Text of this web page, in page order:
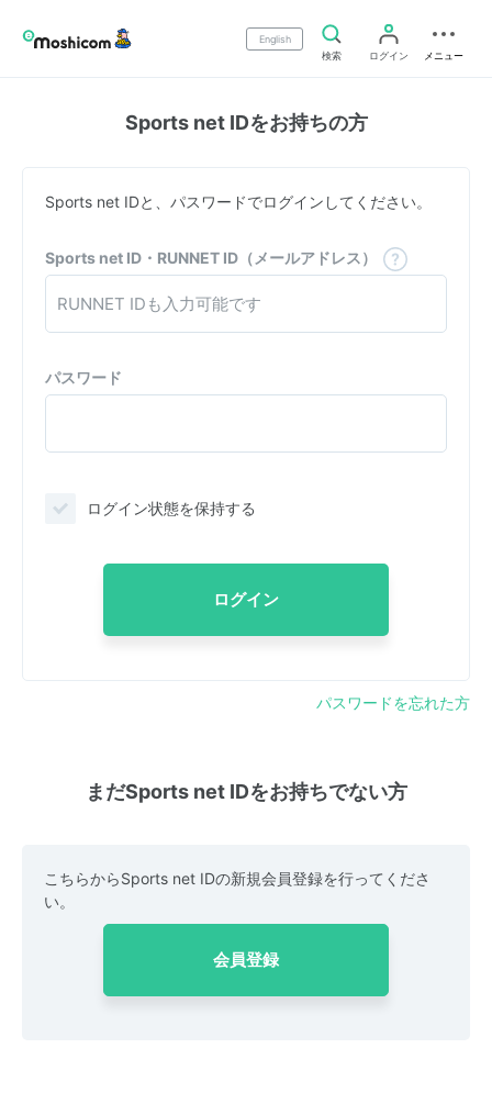
English
検索
ログイン メニュー
Sports net IDをお持ちの方
Sports net IDと、パスワードでログインしてください。
Sports net ID・RUNNET ID（メールアドレス）
パスワード
ログイン状態を保持する
ログイン
パスワードを忘れた方
まだSports net IDをお持ちでない方
こちらからSports net IDの新規会員登録を行ってくださ
い。
会員登録